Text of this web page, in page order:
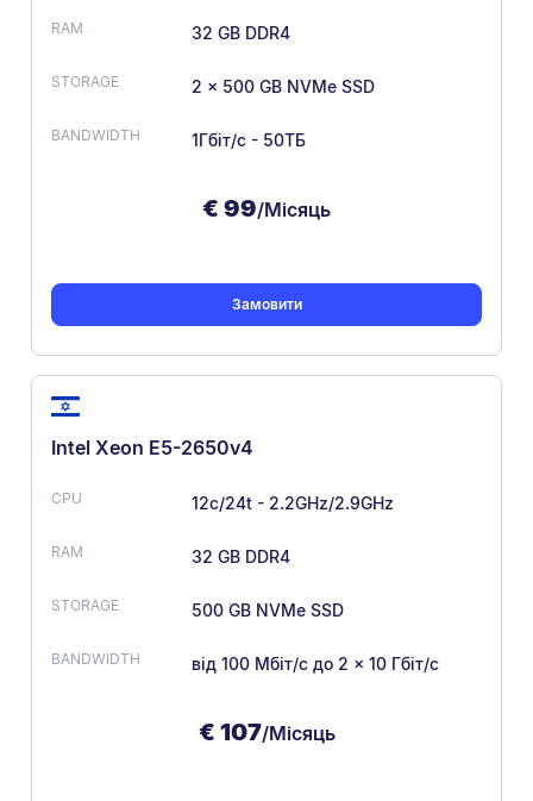
32 GB DDR4
2 x 500 GB NVMe SSD
1Гбіт/с - 50ТБ
€ 99/Місяць
Замовити
Intel Xeon E5-2650v4
12c/24t - 2.2GHz/2.9GHz
32 GB DDR4
500 GB NVMe SSD
від 100 Мбіт/с до 2 × 10 Гбіт/с
€ 107/Місяць